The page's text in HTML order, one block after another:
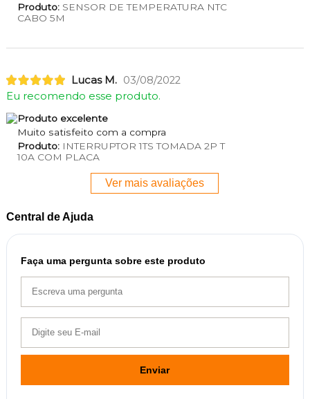
Produto:SENSOR DE TEMPERATURA NTC
CABO 5M
Lucas M. 03/08/2022
Eu recomendo esse produto.
Produto excelente
Muito satisfeito com a compra
Produto:INTERRUPTOR 1TS TOMADA 2P T
10A COM PLACA
Ver mais avaliações
Central de Ajuda
Faça uma pergunta sobre este produto
Enviar